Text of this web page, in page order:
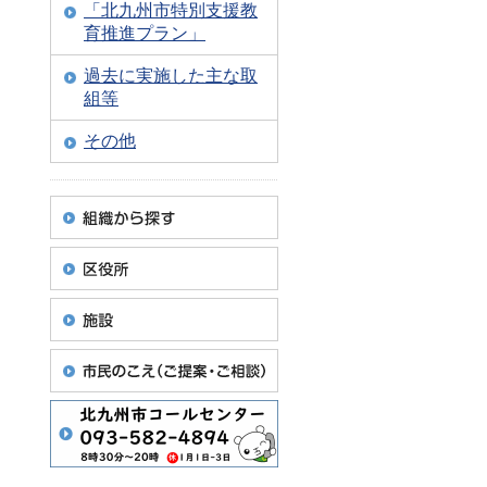
「北九州市特別支援教
育推進プラン」
過去に実施した主な取
組等
その他